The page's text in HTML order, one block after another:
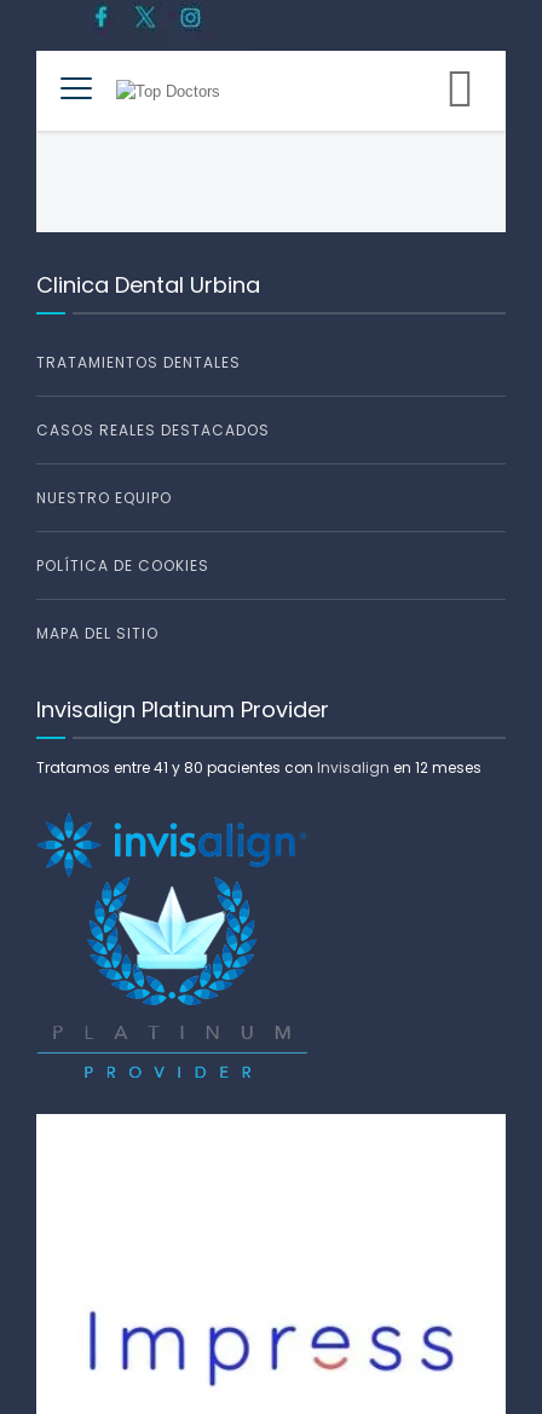
Clinica Dental Urbina
TRATAMIENTOS DENTALES
CASOS REALES DESTACADOS
NUESTRO EQUIPO
POLÍTICA DE COOKIES
MAPA DEL SITIO
Invisalign Platinum Provider
Tratamos entre 41 y 80 pacientes con Invisalign en 12 meses